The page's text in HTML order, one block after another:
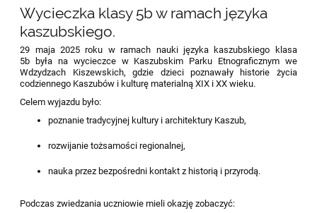
Wycieczka klasy 5b w ramach języka
kaszubskiego.
29 maja 2025 roku w ramach nauki języka kaszubskiego klasa
5b była na wycieczce w Kaszubskim Parku Etnograficznym we
Wdzydzach Kiszewskich, gdzie dzieci poznawały historie życia
codziennego Kaszubów i kulturę materialną XIX i XX wieku.
Celem wyjazdu było:
poznanie tradycyjnej kultury i architektury Kaszub,
rozwijanie tożsamości regionalnej,
nauka przez bezpośredni kontakt z historią i przyrodą.
Podczas zwiedzania uczniowie mieli okazję zobaczyć: